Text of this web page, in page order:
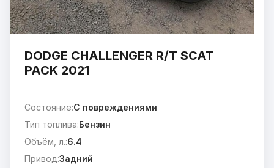
DODGE CHALLENGER R/T SCAT
PACK 2021
Состояние:C повреждениями
Тип топлива:Бензин
Объём, л.:6.4
Привод:Задний